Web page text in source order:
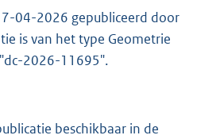
s
r
o
e
04-2026 gepubliceerd door
is van het type Geometrie
2026-11695".
beschikbaar in de